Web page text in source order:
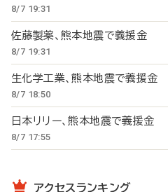
8/7 19:31
佐藤製薬、熊本地震で義援金
8/7 19:31
生化学工業、熊本地震で義援金
8/7 18:50
日本リリー、熊本地震で義援金
8/7 17:55
アクセスランキング